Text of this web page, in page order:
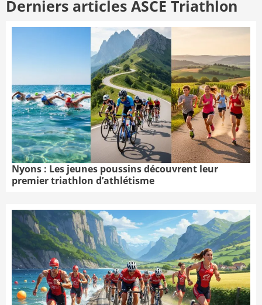
Derniers articles ASCE Triathlon
Nyons : Les jeunes poussins découvrent leur
premier triathlon d’athlétisme